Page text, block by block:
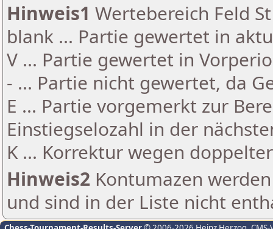
Hinweis1 Wertebereich Feld
blank ... Partie gewertet in
V ... Partie gewertet in
- ... Partie nicht gewertet, da
E ... Partie vorgemerkt zur
Einstiegselozahl in der
K ... Korrektur wegen
Hinweis2 Kontumazen
und sind in der Liste nicht